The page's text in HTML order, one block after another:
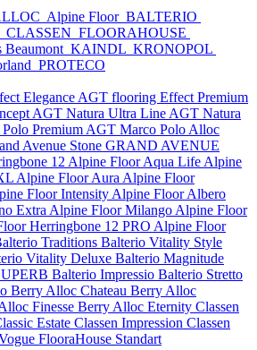
Alpine Floor BALTERIO
CLASSEN FLOORAHOUSE
Beaumont KAINDL KRONOPOL
PROTECO
Elegance AGT flooring Effect Premium
AGT Natura Ultra Line AGT Natura
Premium AGT Marco Polo Alloc
Avenue Stone GRAND AVENUE
12 Alpine Floor Aqua Life Alpine
Alpine Floor Aura Alpine Floor
Floor Intensity Alpine Floor Albero
Extra Alpine Floor Milango Alpine Floor
Herringbone 12 PRO Alpine Floor
Traditions Balterio Vitality Style
Vitality Deluxe Balterio Magnitude
Balterio Impressio Balterio Stretto
Berry Alloc Chateau Berry Alloc
Finesse Berry Alloc Eternity Classen
Estate Classen Impression Classen
FlooraHouse Standart